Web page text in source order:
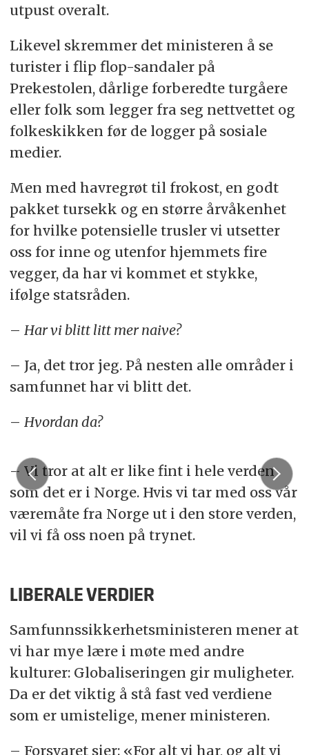
utpust overalt.
Likevel skremmer det ministeren å se
turister i flip flop-sandaler på
Prekestolen, dårlige forberedte turgåere
eller folk som legger fra seg nettvettet og
folkeskikken før de logger på sosiale
medier.
Men med havregrøt til frokost, en godt
pakket tursekk og en større årvåkenhet
for hvilke potensielle trusler vi utsetter
oss for inne og utenfor hjemmets fire
vegger, da har vi kommet et stykke,
ifølge statsråden.
– Har vi blitt litt mer naive?
– Ja, det tror jeg. På nesten alle områder i
samfunnet har vi blitt det.
– Hvordan da?
– Vi tror at alt er like fint i hele verden
som det er i Norge. Hvis vi tar med oss vår
væremåte fra Norge ut i den store verden,
vil vi få oss noen på trynet.
LIBERALE VERDIER
Samfunnssikkerhetsministeren mener at
vi har mye lære i møte med andre
kulturer: Globaliseringen gir muligheter.
Da er det viktig å stå fast ved verdiene
som er umistelige, mener ministeren.
– Forsvaret sier: «For alt vi har, og alt vi